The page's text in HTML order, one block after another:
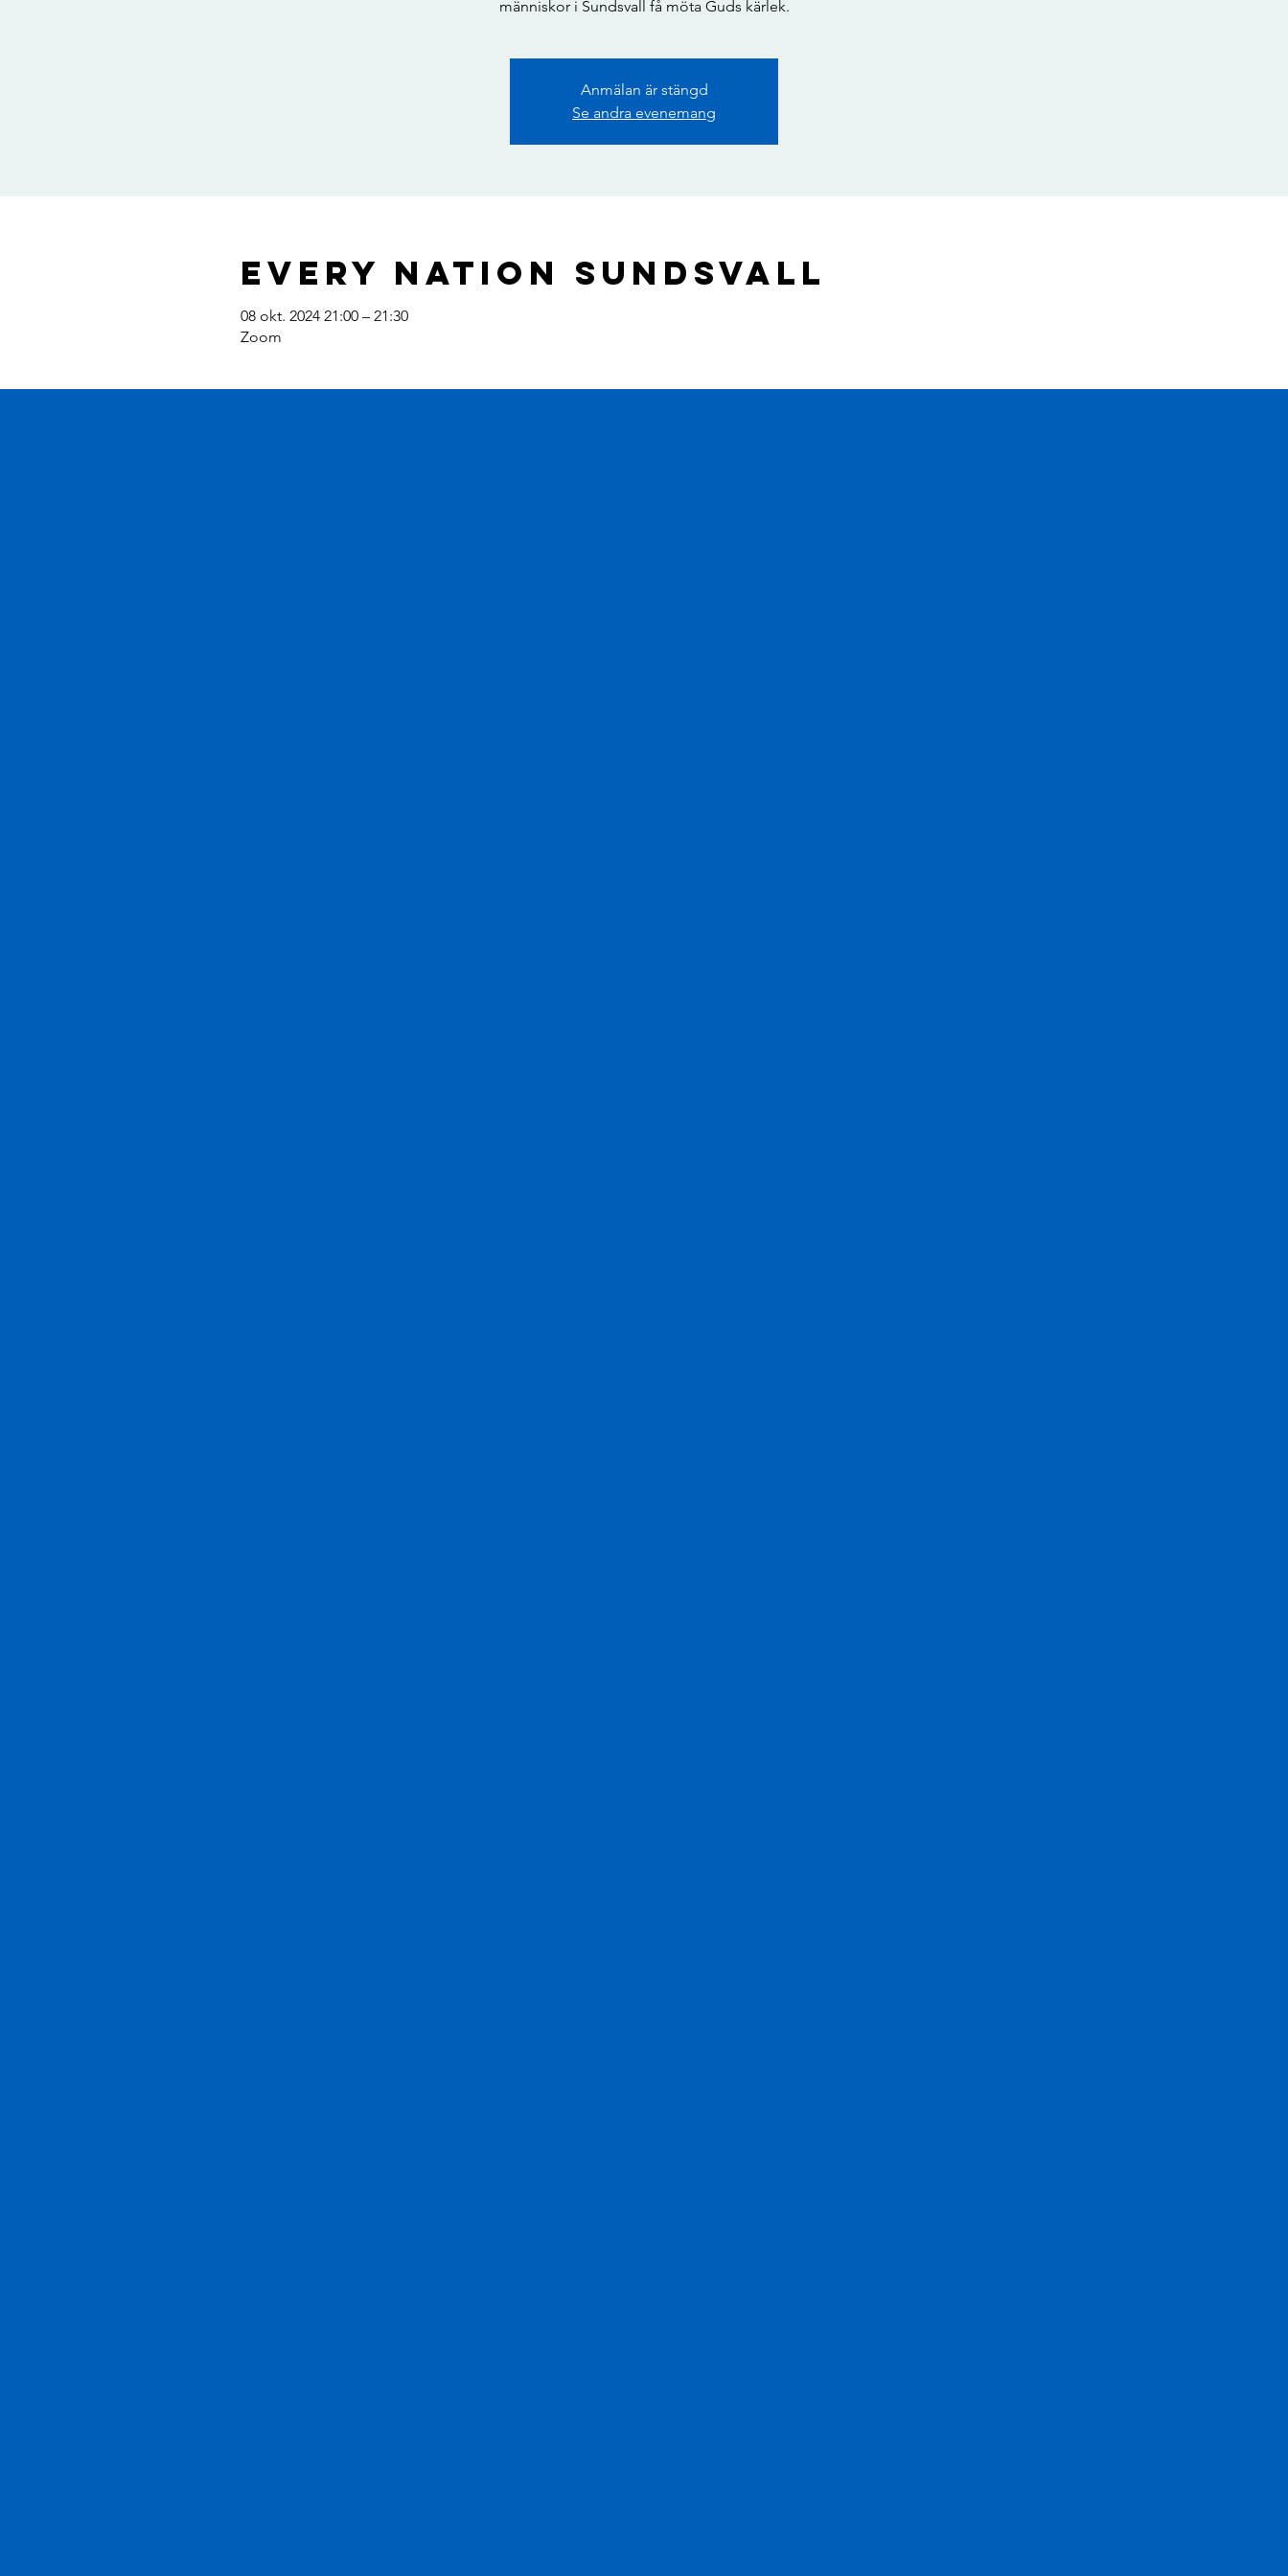
människor i Sundsvall få möta Guds kärlek.
Anmälan är stängd
Se andra evenemang
Every Nation Sundsvall
08 okt. 2024 21:00 – 21:30
Zoom